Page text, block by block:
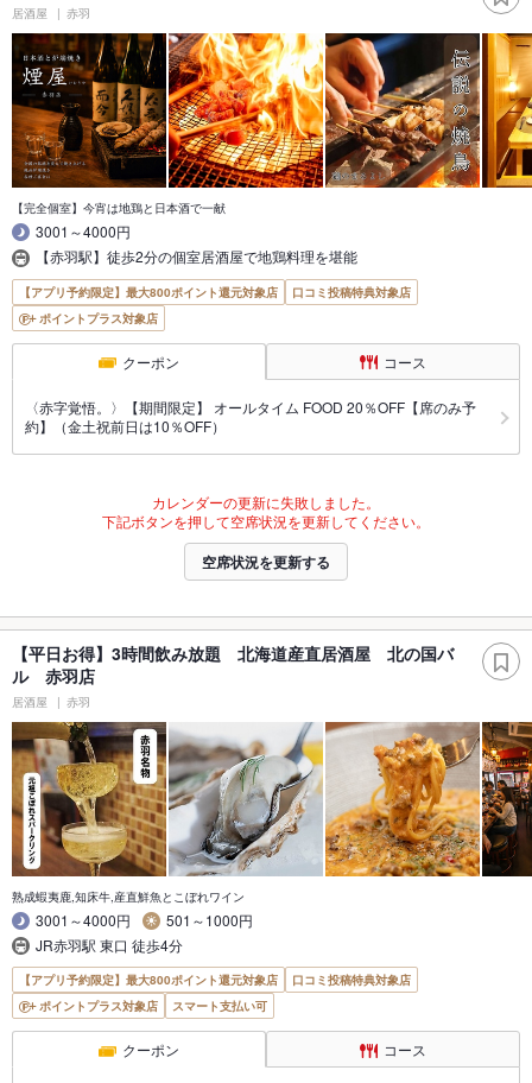
居酒屋 赤羽
【完全個室】今宵は地鶏と日本酒で一献
3001～4000円
【赤羽駅】徒歩2分の個室居酒屋で地鶏料理を堪能
【アプリ予約限定】最大800ポイント還元対象店
口コミ投稿特典対象店
ポイントプラス対象店
クーポン コース
〈赤字覚悟。〉【期間限定】 オールタイム FOOD 20％OFF【席のみ予
約】（金土祝前日は10％OFF）
カレンダーの更新に失敗しました。
下記ボタンを押して空席状況を更新してください。
空席状況を更新する
【平日お得】3時間飲み放題 北海道産直居酒屋 北の国バ
ル 赤羽店
居酒屋 赤羽
熟成蝦夷鹿,知床牛,産直鮮魚とこぼれワイン
3001～4000円
501～1000円
JR赤羽駅 東口 徒歩4分
【アプリ予約限定】最大800ポイント還元対象店
口コミ投稿特典対象店
ポイントプラス対象店
スマート支払い可
クーポン コース